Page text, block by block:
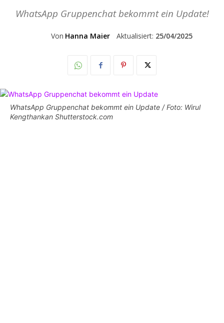
WhatsApp Gruppenchat bekommt ein Update!
Von Hanna Maier Aktualisiert: 25/04/2025
WhatsApp Gruppenchat bekommt ein Update / Foto: Wirul
Kengthankan Shutterstock.com